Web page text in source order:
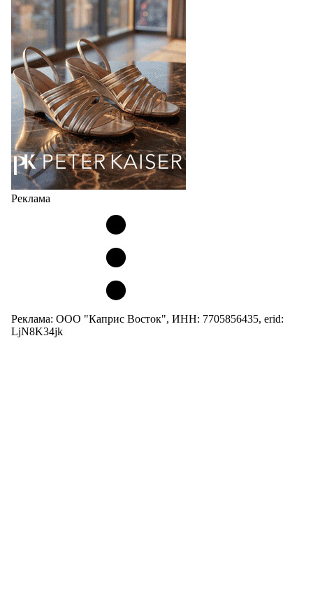
соответствует сегодняшнему тренду на
сникерины (гибридный вариант балеток и
кроссовок обтекаемой формы и с тонкой подошвой).
Но в модели Miu Miu Bubble присутствует еще и…
05.08.2026 3049
Реклама
Реклама: ООО "Каприс Восток", ИНН: 7705856435, erid:
LjN8K34jk